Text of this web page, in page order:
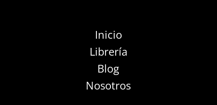
Inicio
Librería
Blog
Nosotros